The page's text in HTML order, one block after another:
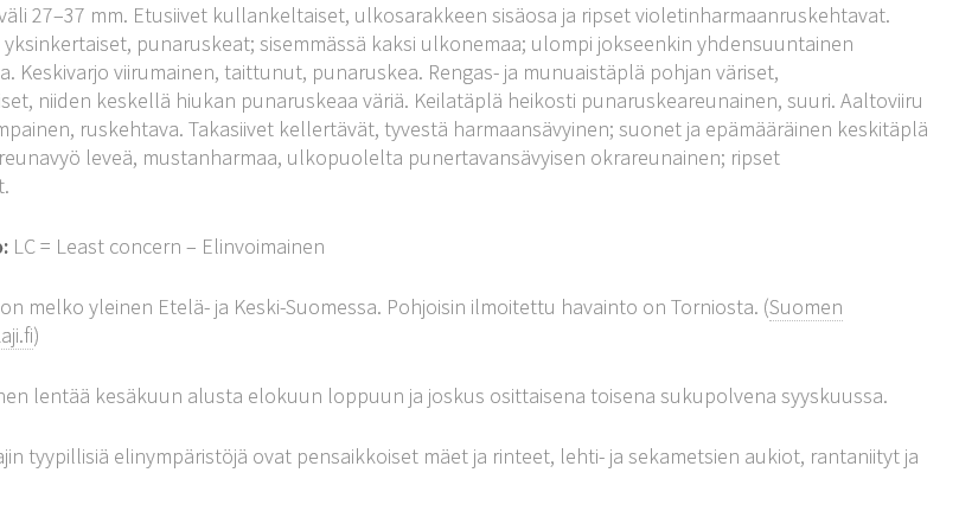
27–37 mm. Etusiivet kullankeltaiset, ulkosarakkeen sisäosa ja ripset violetinharmaanruskehtavat.
punaruskeat; sisemmässä kaksi ulkonemaa; ulompi jokseenkin yhdensuuntainen
Keskivarjo viirumainen, taittunut, punaruskea. Rengas- ja munuaistäplä pohjan väriset,
niiden keskellä hiukan punaruskeaa väriä. Keilatäplä heikosti punaruskeareunainen, suuri. Aaltoviiru
ruskehtava. Takasiivet kellertävät, tyvestä harmaansävyinen; suonet ja epämääräinen keskitäplä
leveä, mustanharmaa, ulkopuolelta punertavansävyisen okrareunainen; ripset
LC = Least concern – Elinvoimainen
on melko yleinen Etelä- ja Keski-Suomessa. Pohjoisin ilmoitettu havainto on Torniosta. (Suomen
)
lentää kesäkuun alusta elokuun loppuun ja joskus osittaisena toisena sukupolvena syyskuussa.
tyypillisiä elinympäristöjä ovat pensaikkoiset mäet ja rinteet, lehti- ja sekametsien aukiot, rantaniityt ja